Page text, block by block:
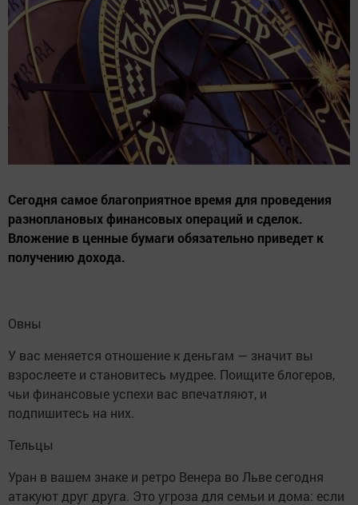
Сегодня самое благоприятное время для проведения
разноплановых финансовых операций и сделок.
Вложение в ценные бумаги обязательно приведет к
получению дохода.
Овны
У вас меняется отношение к деньгам — значит вы
взрослеете и становитесь мудрее. Поищите блогеров,
чьи финансовые успехи вас впечатляют, и
подпишитесь на них.
Тельцы
Уран в вашем знаке и ретро Венера во Льве сегодня
атакуют друг друга. Это угроза для семьи и дома: если